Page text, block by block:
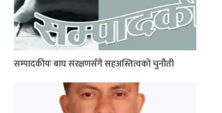
सम्पादकीयः बाघ संरक्षणसँगै सहअस्तित्वको चुनौती